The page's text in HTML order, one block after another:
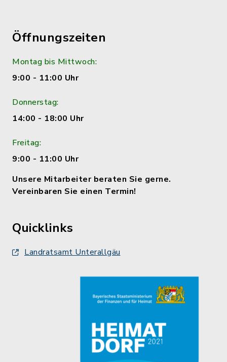
Öffnungszeiten
Montag bis Mittwoch:
9:00 - 11:00 Uhr
Donnerstag:
14:00 - 18:00 Uhr
Freitag:
9:00 - 11:00 Uhr
Unsere Mitarbeiter beraten Sie gerne.
Vereinbaren Sie einen Termin!
Quicklinks
Landratsamt Unterallgäu